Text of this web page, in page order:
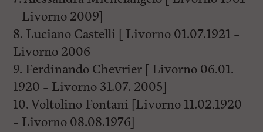
– Livorno 2009]
8. Luciano Castelli [ Livorno 01.07.1921 –
Livorno 2006
9. Ferdinando Chevrier [ Livorno 06.01.
1920 – Livorno 31.07. 2005]
10. Voltolino Fontani [Livorno 11.02.1920
– Livorno 08.08.1976]